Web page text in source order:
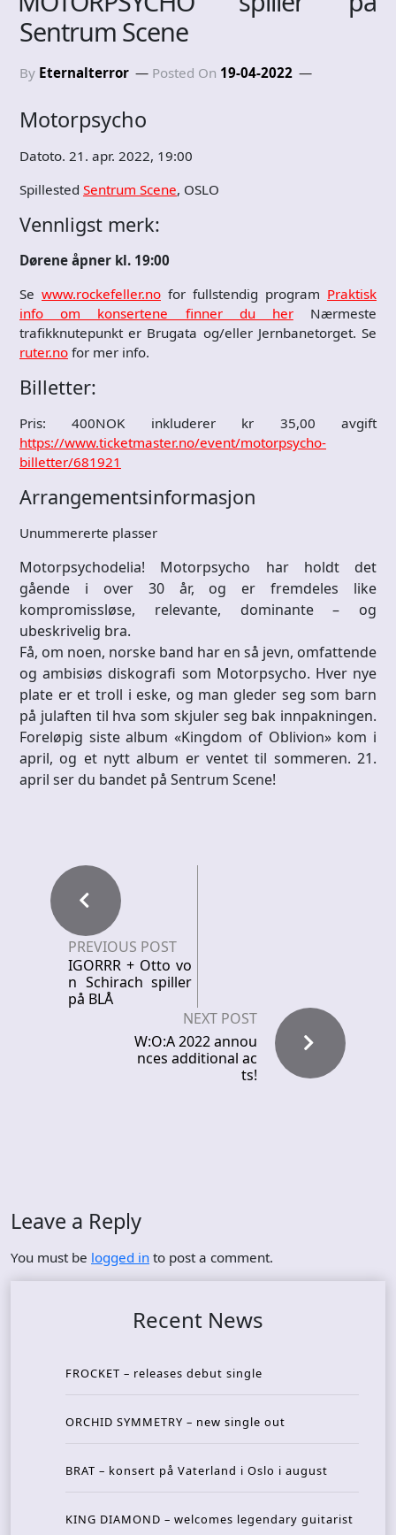
Sentrum Scene
By Eternalterror Posted On 19-04-2022
Motorpsycho
Datoto. 21. apr. 2022, 19:00
Spillested Sentrum Scene, OSLO
Vennligst merk:
Dørene åpner kl. 19:00
Se www.rockefeller.no for fullstendig program Praktisk
info om konsertene finner du herNærmeste
trafikknutepunkt er Brugata og/eller Jernbanetorget. Se
ruter.no for mer info.
Billetter:
Pris: 400NOK inkluderer kr 35,00 avgift
https://www.ticketmaster.no/event/motorpsycho-
billetter/681921
Arrangementsinformasjon
Unummererte plasser
Motorpsychodelia! Motorpsycho har holdt det
gående i over 30 år, og er fremdeles like
kompromissløse, relevante, dominante – og
ubeskrivelig bra.
Få, om noen, norske band har en så jevn, omfattende
og ambisiøs diskografi som Motorpsycho. Hver nye
plate er et troll i eske, og man gleder seg som barn
på julaften til hva som skjuler seg bak innpakningen.
Foreløpig siste album «Kingdom of Oblivion» kom i
april, og et nytt album er ventet til sommeren. 21.
april ser du bandet på Sentrum Scene!
PREVIOUS POST
IGORRR + Otto vo
n Schirach spiller
på BLÅ
NEXT POST
W:O:A 2022 annou
nces additional ac
ts!
Leave a Reply
You must be logged in to post a comment.
Recent News
FROCKET – releases debut single
ORCHID SYMMETRY – new single out
BRAT – konsert på Vaterland i Oslo i august
KING DIAMOND – welcomes legendary guitarist